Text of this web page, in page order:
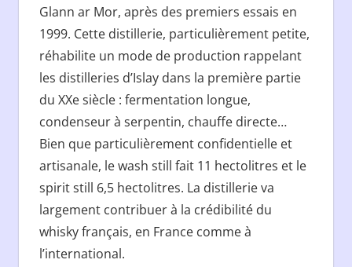
Glann ar Mor, après des premiers essais en
1999. Cette distillerie, particulièrement petite,
réhabilite un mode de production rappelant
les distilleries d’Islay dans la première partie
du XXe siècle : fermentation longue,
condenseur à serpentin, chauffe directe…
Bien que particulièrement confidentielle et
artisanale, le wash still fait 11 hectolitres et le
spirit still 6,5 hectolitres. La distillerie va
largement contribuer à la crédibilité du
whisky français, en France comme à
l’international.